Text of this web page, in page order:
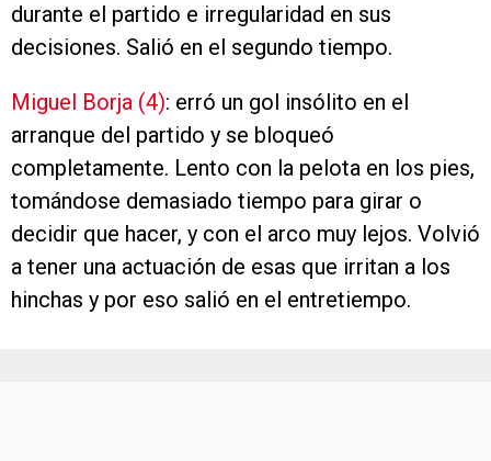
durante el partido e irregularidad en sus
decisiones. Salió en el segundo tiempo.
Miguel Borja (4): erró un gol insólito en el
arranque del partido y se bloqueó
completamente. Lento con la pelota en los pies,
tomándose demasiado tiempo para girar o
decidir que hacer, y con el arco muy lejos. Volvió
a tener una actuación de esas que irritan a los
hinchas y por eso salió en el entretiempo.